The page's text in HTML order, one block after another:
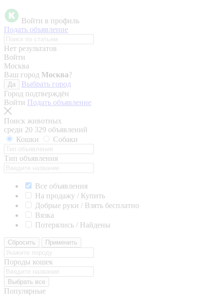
Войти в профиль
Подать объявление
Нет результатов
Войти
Москва
Ваш город Москва?
Да
Выбрать город
Город подтверждён
Войти Подать объявление
Поиск животных
среди 20 329 объявлений
Кошки
Собаки
Тип объявления
Все объявления
На продажу / Купить
Добрые руки / Взять бесплатно
Вязка
Потерялись / Найдены
Сбросить Применить
Породы кошек
Выбрать все
Популярные